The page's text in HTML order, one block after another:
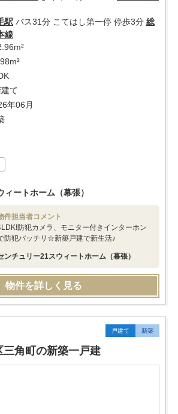
駅 バス31分 こてはし第一停 停歩3分 総
線
て
年06月
ートホーム（幕張）
件担当者コメント
防犯カメラ、モニター付きインターホン
防犯バッチリ☆新築戸建で新生活♪
ンチュリー21スウィートホーム（幕張）
物件を詳しく見る
戸建て 新築
角町の新築一戸建